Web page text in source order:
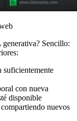
Sencillo:
suficientemente
con nueva
disponible
nuevos